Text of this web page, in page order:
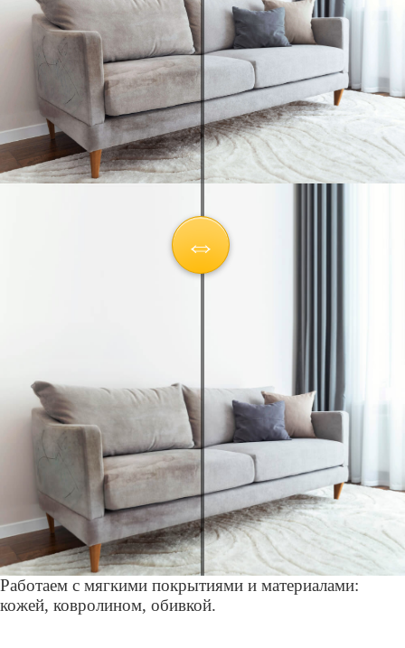
Работаем с мягкими покрытиями и материалами:
кожей, ковролином, обивкой.